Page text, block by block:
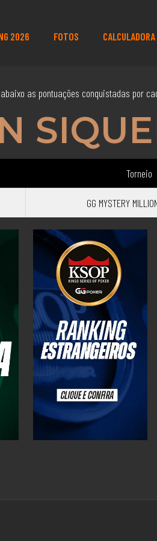
2026 FOTOS CALCULADORA
as pontuações conquistadas por
Torneio
GG MYSTERY